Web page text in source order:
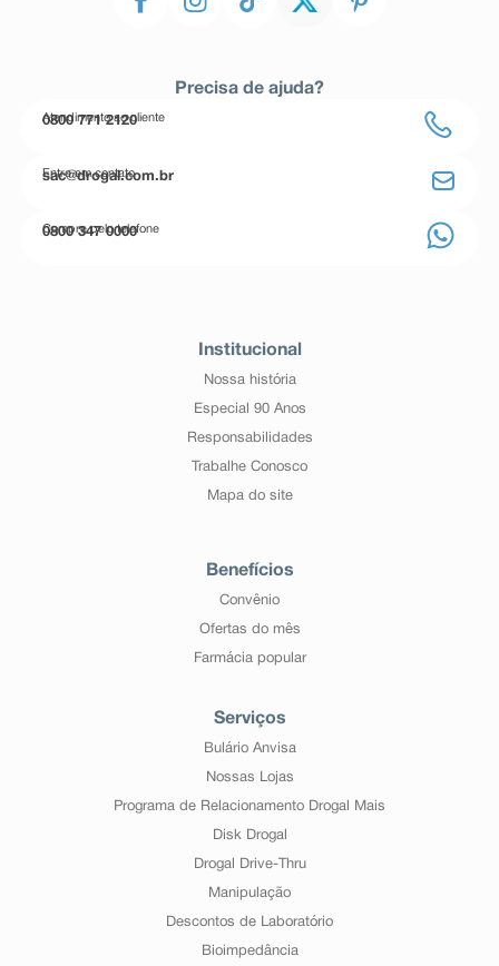
Precisa de ajuda?
Atendimento ao cliente
0800 771 2120
Entre em contato
sac@drogal.com.br
Compre pelo telefone
0800 347 0000
Institucional
Nossa história
Especial 90 Anos
Responsabilidades
Trabalhe Conosco
Mapa do site
Benefícios
Convênio
Ofertas do mês
Farmácia popular
Serviços
Bulário Anvisa
Nossas Lojas
Programa de Relacionamento Drogal Mais
Disk Drogal
Drogal Drive-Thru
Manipulação
Descontos de Laboratório
Bioimpedância